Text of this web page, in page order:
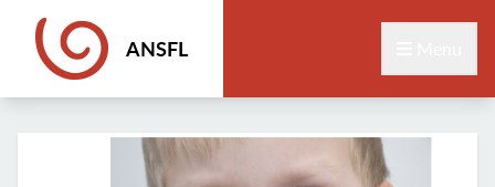
ANSFL